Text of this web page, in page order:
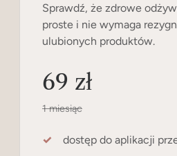
Sprawdź, że zdrowe
proste i nie wymaga
ulubionych produktów.
69 zł
1 miesiąc
dostęp do aplikacji